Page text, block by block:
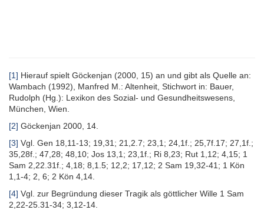
[1] Hierauf spielt Göckenjan (2000, 15) an und gibt als Quelle an:
Wambach (1992), Manfred M.: Altenheit, Stichwort in: Bauer,
Rudolph (Hg.): Lexikon des Sozial- und Gesundheitswesens,
München, Wien.
[2] Göckenjan 2000, 14.
[3] Vgl. Gen 18,11-13; 19,31; 21,2.7; 23,1; 24,1f.; 25,7f.17; 27,1f.;
35,28f.; 47,28; 48,10; Jos 13,1; 23,1f.; Ri 8,23; Rut 1,12; 4,15; 1
Sam 2,22.31f.; 4,18; 8,1.5; 12,2; 17,12; 2 Sam 19,32-41; 1 Kön
1,1-4; 2, 6; 2 Kön 4,14.
[4] Vgl. zur Begründung dieser Tragik als göttlicher Wille 1 Sam
2,22-25.31-34; 3,12-14.